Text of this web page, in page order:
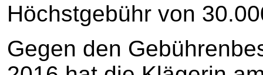
Höchstgebühr von
Gegen den